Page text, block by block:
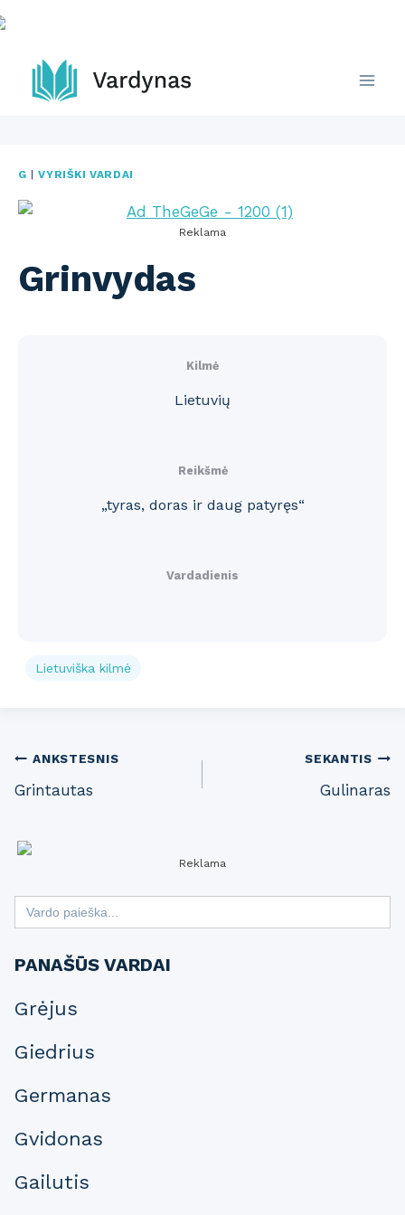
Skip
to
content
G |VYRIŠKI VARDAI
Reklama
Grinvydas
Kilmė
Lietuvių
Reikšmė
„tyras, doras ir daug patyręs“
Vardadienis
Lietuviška kilmė
Post
navigation
ANKSTESNIS
Grintautas
SEKANTIS
Gulinaras
Reklama
Search
for:
PANAŠŪS VARDAI
Grėjus
Giedrius
Germanas
Gvidonas
Gailutis